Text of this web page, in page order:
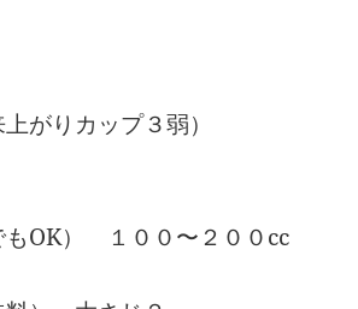
上がりカップ３弱）
もOK） １００〜２００cc